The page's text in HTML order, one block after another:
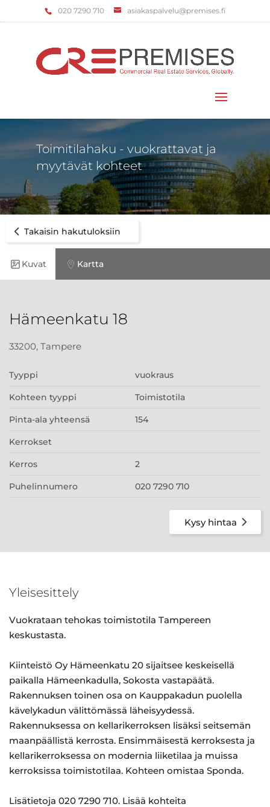
‌020 7290 710 asiakaspalvelu@premises.fi
Toimitilahaku - vuokrattavat ja
myytävät kohteet
Takaisin hakutuloksiin
Kuvat Kartta
Hämeenkatu 18
33200, Tampere
Tyyppi vuokraus
Kohteen tyyppi Toimistotila
Pinta-ala yhteensä 154
Kerrokset
Kerros 2
Puhelinnumero 020 7290 710
Kysy hintaa
Yleisesittely
Vuokrataan tehokas toimistotila Tampereen
keskustasta.
Kiinteistö Oy Hämeenkatu 20 sijaitsee keskeisellä
paikalla Hämeenkadulla, Sokosta vastapäätä.
Rakennuksen toinen osa on Kauppakadun puolella
kävelykadun välittömässä läheisyydessä.
Rakennuksessa on kellarikerroksen lisäksi seitsemän
maanpäällistä kerrosta. Ensimmäisestä kerroksesta ja
kellarikerroksessa on modernia liiketilaa ja muissa
kerroksissa toimistotilaa. Kohteen omistaa Sponda.
Lisätietoja 020 7290 710. Lisää kohteita